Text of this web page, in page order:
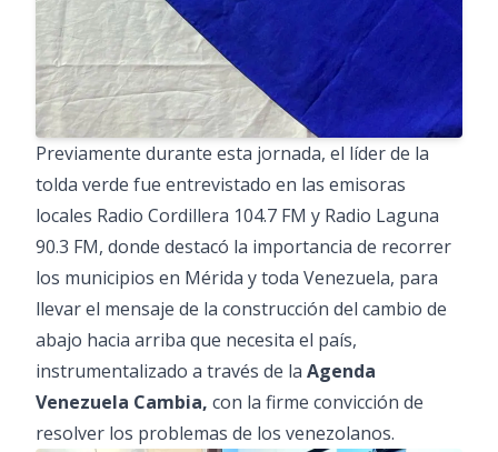
Previamente durante esta jornada, el líder de la
tolda verde fue entrevistado en las emisoras
locales Radio Cordillera 104.7 FM y Radio Laguna
90.3 FM, donde destacó la importancia de recorrer
los municipios en Mérida y toda Venezuela, para
llevar el mensaje de la construcción del cambio de
abajo hacia arriba que necesita el país,
instrumentalizado a través de la Agenda
Venezuela Cambia, con la firme convicción de
resolver los problemas de los venezolanos.